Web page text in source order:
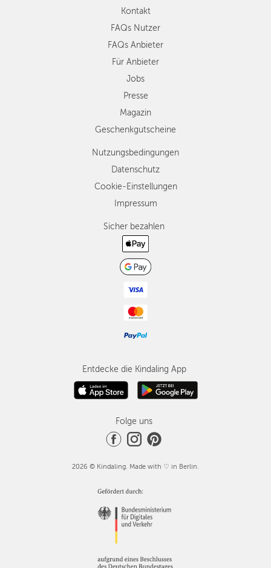
Kontakt
FAQs Nutzer
FAQs Anbieter
Für Anbieter
Jobs
Presse
Magazin
Geschenkgutscheine
Nutzungsbedingungen
Datenschutz
Cookie-Einstellungen
Impressum
Sicher bezahlen
Entdecke die Kindaling App
Folge uns
2026 © Kindaling. Made with ♡ in Berlin.